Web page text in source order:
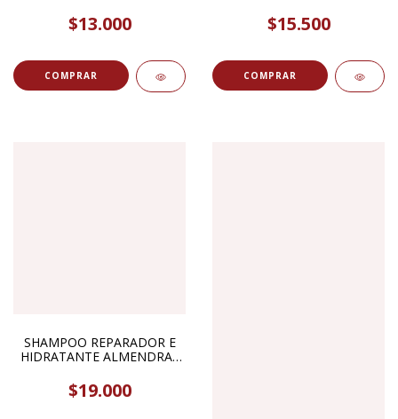
SECOS 300ML OMS
$13.000
SECOS 300ML OMS
$15.500
SHAMPOO REPARADOR E
HIDRATANTE ALMENDRAS
FRENZZI SPA LINE
$19.000